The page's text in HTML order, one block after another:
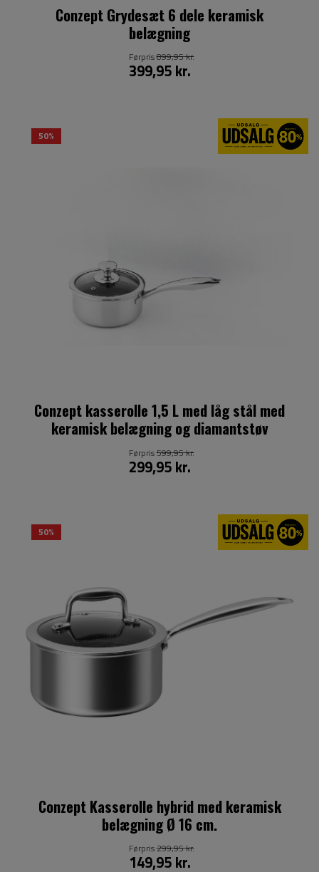
Conzept Grydesæt 6 dele keramisk
belægning
399,95 kr.
Førpris899,95 kr.
50%
Conzept kasserolle 1,5 L med låg stål med
keramisk belægning og diamantstøv
299,95 kr.
Førpris599,95 kr.
50%
Conzept Kasserolle hybrid med keramisk
belægning Ø 16 cm.
149,95 kr.
Førpris299,95 kr.